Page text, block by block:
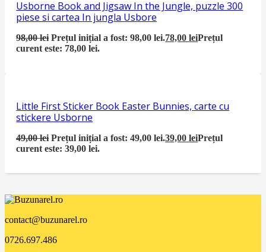
Usborne Book and Jigsaw In the Jungle, puzzle 300
piese si cartea In jungla Usbore
98,00lei Prețul inițial a fost: 98,00 lei.78,00leiPrețul
curent este: 78,00 lei.
Little First Sticker Book Easter Bunnies, carte cu
stickere Usborne
49,00lei Prețul inițial a fost: 49,00 lei.39,00leiPrețul
curent este: 39,00 lei.
contact@buzunarel.ro
0726.697.486